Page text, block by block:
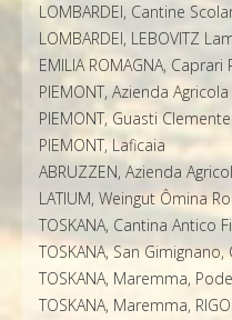
LOMBARDEI, Cantine
LOMBARDEI, LEBOVITZ
EMILIA ROMAGNA, Caprari
PIEMONT, Azienda
PIEMONT, Guasti Clemente
PIEMONT, Laficaia
ABRUZZEN, Azienda
LATIUM, Weingut Ômina
TOSKANA, Cantina Antico
TOSKANA, San
TOSKANA, Maremma,
TOSKANA, Maremma,